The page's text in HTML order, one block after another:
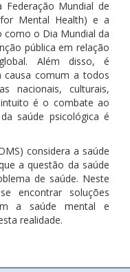
Mundial de
Mental Health) e a
como o Dia Mundial da
pública em relação
Além disso, é
causa comum a todos
nacionais, culturais,
é o combate ao
saúde psicológica é
considera a saúde
a questão da saúde
de saúde. Neste
encontrar soluções
a saúde mental e
realidade.